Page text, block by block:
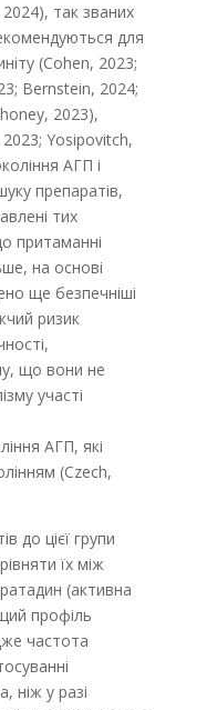
так званих
для
(Cohen, 2023;
Bernstein, 2024;
2023),
Yosipovitch,
АГП і
препаратів,
тих
притаманні
на основі
ще безпечніші
ризик
що вони не
участі
АГП, які
(Czech,
до цієї групи
їх між
(активна
профіль
частота
ніж у разі